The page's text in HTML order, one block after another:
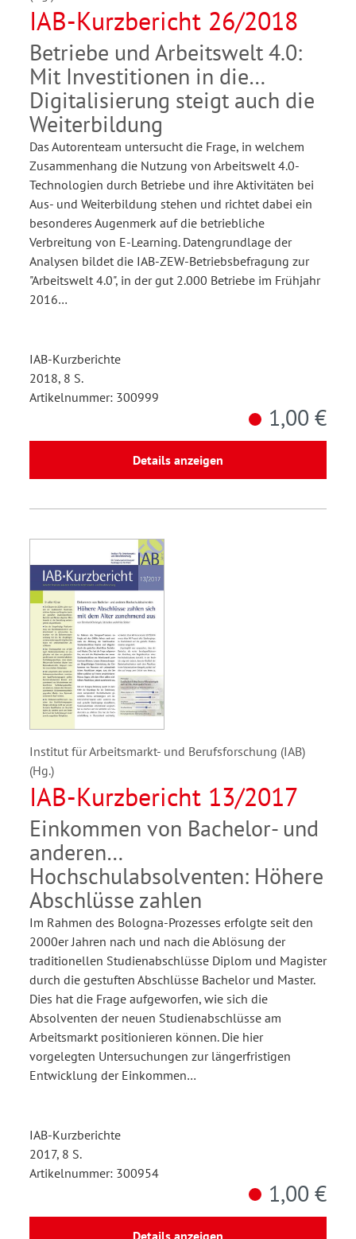
IAB-Kurzbericht 26/2018
Betriebe und Arbeitswelt 4.0:
Mit Investitionen in die
Digitalisierung steigt auch die
Weiterbildung
Das Autorenteam untersucht die Frage, in welchem
Zusammenhang die Nutzung von Arbeitswelt 4.0-
Technologien durch Betriebe und ihre Aktivitäten bei
Aus- und Weiterbildung stehen und richtet dabei ein
besonderes Augenmerk auf die betriebliche
Verbreitung von E-Learning. Datengrundlage der
Analysen bildet die IAB-ZEW-Betriebsbefragung zur
"Arbeitswelt 4.0", in der gut 2.000 Betriebe im Frühjahr
2016…
IAB-Kurzberichte
2018, 8 S.
Artikelnummer: 300999
1,00 €
Details anzeigen
Institut für Arbeitsmarkt- und Berufsforschung (IAB)
(Hg.)
IAB-Kurzbericht 13/2017
Einkommen von Bachelor- und
anderen
Hochschulabsolventen: Höhere
Abschlüsse zahlen
Im Rahmen des Bologna-Prozesses erfolgte seit den
2000er Jahren nach und nach die Ablösung der
traditionellen Studienabschlüsse Diplom und Magister
durch die gestuften Abschlüsse Bachelor und Master.
Dies hat die Frage aufgeworfen, wie sich die
Absolventen der neuen Studienabschlüsse am
Arbeitsmarkt positionieren können. Die hier
vorgelegten Untersuchungen zur längerfristigen
Entwicklung der Einkommen…
IAB-Kurzberichte
2017, 8 S.
Artikelnummer: 300954
1,00 €
Details anzeigen